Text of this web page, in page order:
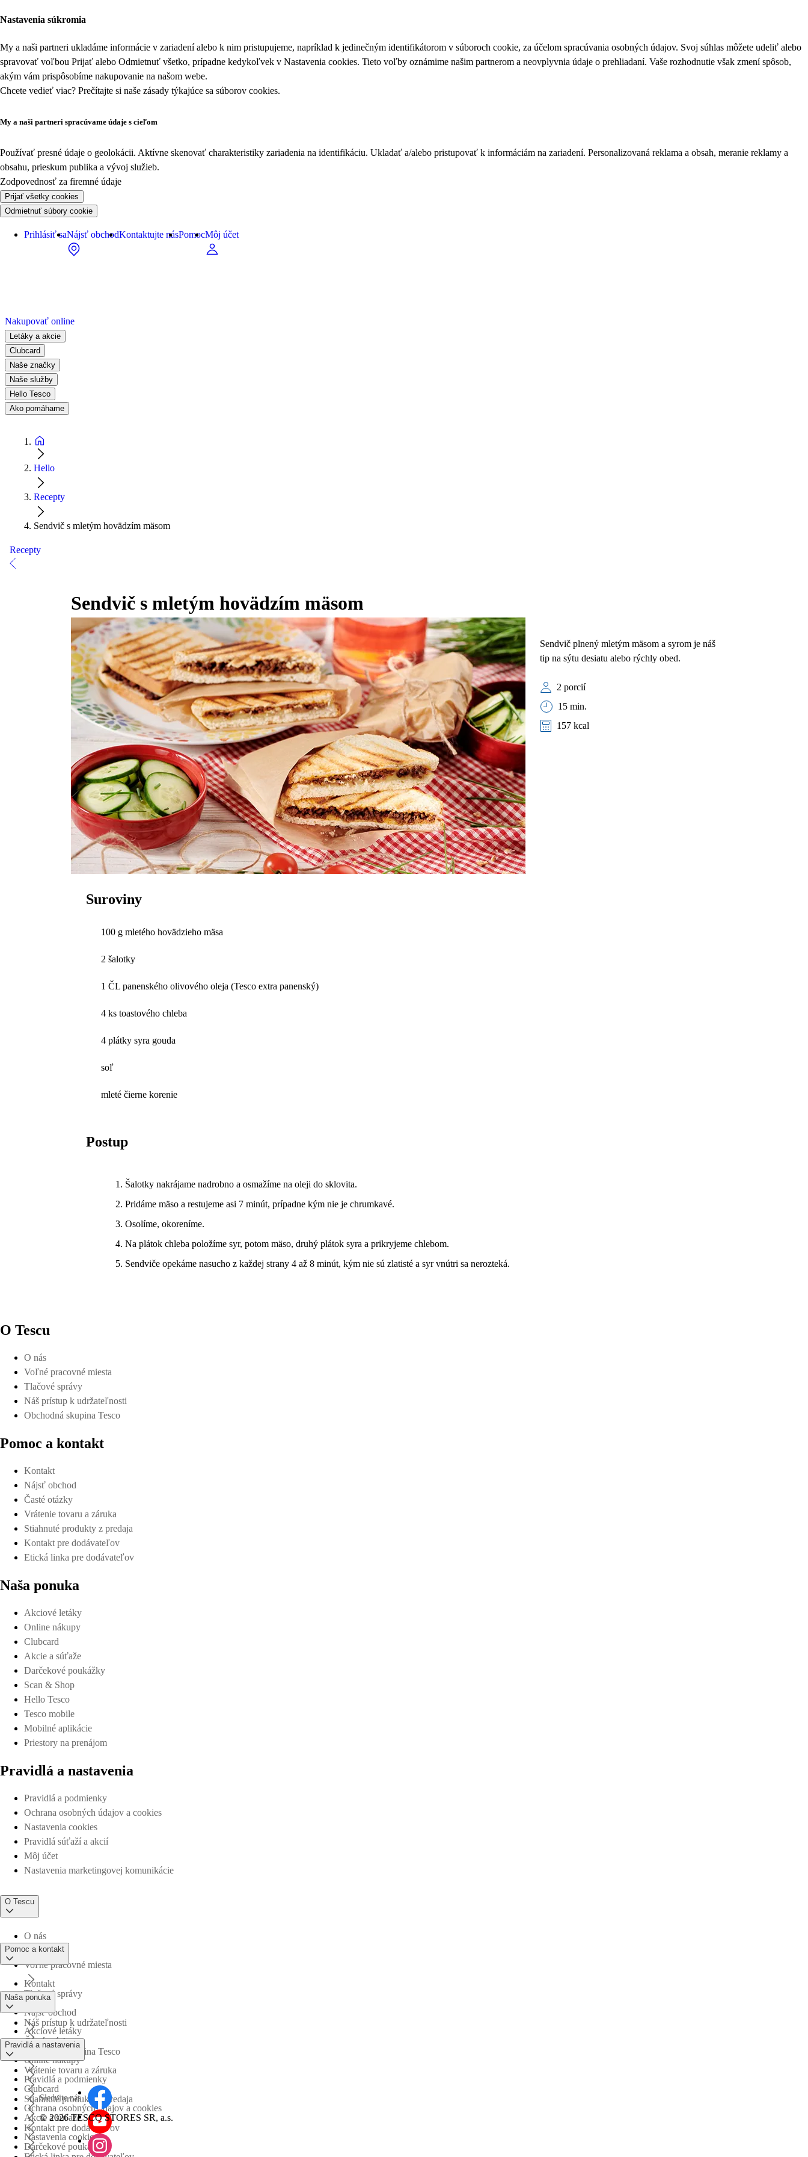
Nastavenia súkromia
My a naši partneri ukladáme informácie v zariadení alebo k nim pristupujeme, napríklad k jedinečným identifikátorom v súboroch cookie, za účelom spracúvania osobných údajov. Svoj súhlas môžete udeliť alebo
spravovať voľbou Prijať alebo Odmietnuť všetko, prípadne kedykoľvek v Nastavenia cookies. Tieto voľby oznámime našim partnerom a neovplyvnia údaje o prehliadaní. Vaše rozhodnutie však zmení spôsob,
akým vám prispôsobíme nakupovanie na našom webe.
Chcete vedieť viac? Prečítajte si naše zásady týkajúce sa súborov cookies.
My a naši partneri spracúvame údaje s cieľom
Používať presné údaje o geolokácii. Aktívne skenovať charakteristiky zariadenia na identifikáciu. Ukladať a/alebo pristupovať k informáciám na zariadení. Personalizovaná reklama a obsah, meranie reklamy a
obsahu, prieskum publika a vývoj služieb.
Zodpovednosť za firemné údaje
Prijať všetky cookies
Odmietnuť súbory cookie
Prihlásiť saNájsť obchodKontaktujte násPomocMôj účet
Nakupovať online
Letáky a akcie
Clubcard
Naše značky
Naše služby
Hello Tesco
Ako pomáhame
Hello
Recepty
Sendvič s mletým hovädzím mäsom
Recepty
Sendvič s mletým hovädzím mäsom
Sendvič plnený mletým mäsom a syrom je náš
tip na sýtu desiatu alebo rýchly obed.
2 porcií
15 min.
157 kcal
Suroviny
100 g mletého hovädzieho mäsa
2 šalotky
1 ČL panenského olivového oleja (Tesco extra panenský)
4 ks toastového chleba
4 plátky syra gouda
soľ
mleté čierne korenie
Postup
Šalotky nakrájame nadrobno a osmažíme na oleji do sklovita.
Pridáme mäso a restujeme asi 7 minút, prípadne kým nie je chrumkavé.
Osolíme, okoreníme.
Na plátok chleba položíme syr, potom mäso, druhý plátok syra a prikryjeme chlebom.
Sendviče opekáme nasucho z každej strany 4 až 8 minút, kým nie sú zlatisté a syr vnútri sa nerozteká.
O Tescu
O nás
Voľné pracovné miesta
Tlačové správy
Náš prístup k udržateľnosti
Obchodná skupina Tesco
Pomoc a kontakt
Kontakt
Nájsť obchod
Časté otázky
Vrátenie tovaru a záruka
Stiahnuté produkty z predaja
Kontakt pre dodávateľov
Etická linka pre dodávateľov
Naša ponuka
Akciové letáky
Online nákupy
Clubcard
Akcie a súťaže
Darčekové poukážky
Scan & Shop
Hello Tesco
Tesco mobile
Mobilné aplikácie
Priestory na prenájom
Pravidlá a nastavenia
Pravidlá a podmienky
Ochrana osobných údajov a cookies
Nastavenia cookies
Pravidlá súťaží a akcií
Môj účet
Nastavenia marketingovej komunikácie
O Tescu
O nás
Voľné pracovné miesta
Tlačové správy
Náš prístup k udržateľnosti
Obchodná skupina Tesco
Pomoc a kontakt
Kontakt
Nájsť obchod
Časté otázky
Vrátenie tovaru a záruka
Stiahnuté produkty z predaja
Kontakt pre dodávateľov
Naša ponuka
Akciové letáky
Online nákupy
Clubcard
Akcie a súťaže
Darčekové poukážky
Pravidlá a nastavenia
Pravidlá a podmienky
Ochrana osobných údajov a cookies
Nastavenia cookies
Sledujte nás
© 2026 TESCO STORES SR, a.s.